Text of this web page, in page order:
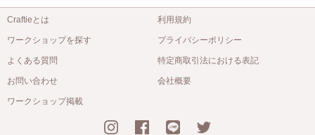
Craftieとは
ワークショップを探す
よくある質問
お問い合わせ
ワークショップ掲載
利用規約
プライバシーポリシー
特定商取引法における表記
会社概要